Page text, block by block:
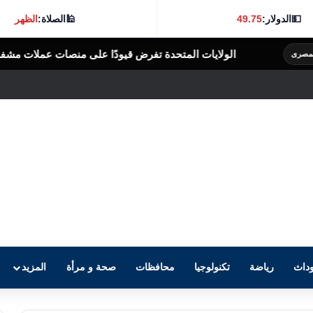
💵الدولار:49.75
🕌الصلاة:الظهر
تفرض قيودًا على منصات عملات مشفرة بدعوى دعم جهات إيرانية
رياضة تكنولوجيا محافظات صحة و مرأة المزيد